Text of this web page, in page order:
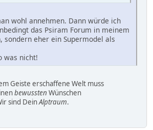
wohl annehmen. Dann würde ich
das Psiram Forum in meinem
sondern eher ein Supermodel als
was nicht!
Geiste erschaffene Welt muss
bewussten Wünschen
sind DeinAlptraum.